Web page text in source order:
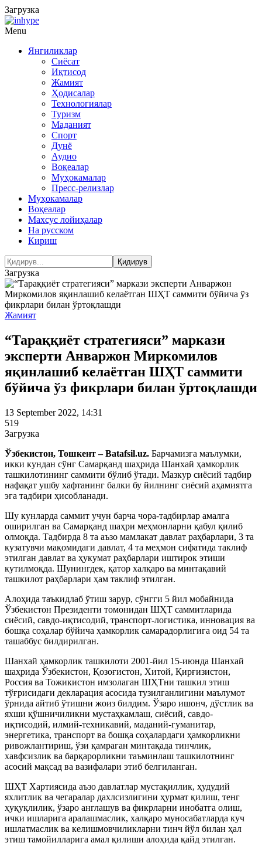
Загрузка
Menu
Янгиликлар
Сиёсат
Иқтисод
Жамият
Ҳодисалар
Технологиялар
Туризм
Маданият
Спорт
Дунё
Аудио
Воқеалар
Муҳокамалар
Пресс-релизлар
Муҳокамалар
Воқеалар
Махсус лойиҳалар
На русском
Кириш
Загрузка
Жамият
“Тараққиёт стратегияси” маркази
эксперти Анваржон Миркомилов
яқинлашиб келаётган ШҲТ саммити
бўйича ўз фикрлари билан ўртоқлашди
13 September 2022, 14:31
519
Загрузка
Ўзбекистон, Тошкент – Batafsil.uz. Барчамизга маълумки,
икки кундан сўнг Самарқанд шаҳрида Шанхай ҳамкорлик
ташкилотининг саммити бўлиб ўтади. Мазкур сиёсий тадбир
нафақат ушбу хафтанинг балки бу йилнинг сиёсий аҳамиятга
эга тадбири ҳисобланади.
Шу кунларда саммит учун барча чора-тадбирлар амалга
оширилган ва Самарқанд шаҳри меҳмонларни қабул қилиб
олмоқда. Тадбирда 8 та аъзо мамлакат давлат раҳбарлари, 3 та
кузатувчи мақомидаги давлат, 4 та меҳмон сифатида таклиф
этилган давлат ва ҳукумат раҳбарлари иштирок этиши
кутилмоқда. Шунингдек, қатор халқаро ва минтақавий
ташкилот раҳбарлари ҳам таклиф этилган.
Алоҳида таъкидлаб ўтиш зарур, сўнгги 5 йил мобайнида
Ўзбекистон Президенти томонидан ШҲТ саммитларида
сиёсий, савдо-иқтисодий, транспорт-логистика, инновация ва
бошқа соҳалар бўйича ҳамкорлик самарадорлигига оид 54 та
ташаббус билдирилган.
Шанхай ҳамкорлик ташкилоти 2001-йил 15-июнда Шанхай
шаҳрида Ўзбекистон, Қозоғистон, Хитой, Қирғизистон,
Россия ва Тожикистон имзолаган ШҲТни ташкил этиш
тўғрисидаги декларация асосида тузилганлигини маълумот
ўрнида айтиб ўтишни жоиз билдим. Ўзаро ишонч, дўстлик ва
яхши қўшничиликни мустаҳкамлаш, сиёсий, савдо-
иқтисодий, илмий-техникавий, маданий-гуманитар,
энергетика, транспорт ва бошқа соҳалардаги ҳамкорликни
ривожлантириш, ўзи қамраган минтақада тинчлик,
хавфсизлик ва барқарорликни таъминлаш ташкилотнинг
асосий мақсад ва вазифалари этиб белгиланган.
ШҲТ Хартиясида аъзо давлатлар мустақиллик, ҳудудий
яхлитлик ва чегаралар дахлсизлигини ҳурмат қилиш, тенг
ҳуқуқлилик, ўзаро англашув ва фикрларни инобатга олиш,
ички ишларига аралашмаслик, халқаро муносабатларда куч
ишлатмаслик ва келишмовчиликларни тинч йўл билан ҳал
этиш тамойилларига амал қилиши алоҳида қайд этилган.